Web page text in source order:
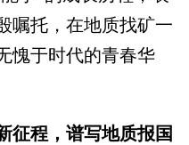
嘱托，在地质找矿一
愧于时代的青春华
征程，谱写地质报国